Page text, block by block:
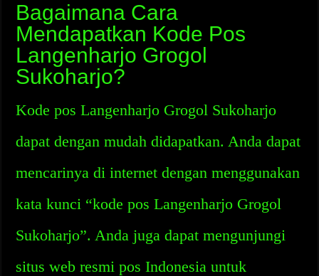
Bagaimana Cara
Mendapatkan Kode Pos
Langenharjo Grogol
Sukoharjo?
Kode pos Langenharjo Grogol Sukoharjo
dapat dengan mudah didapatkan. Anda dapat
mencarinya di internet dengan menggunakan
kata kunci “kode pos Langenharjo Grogol
Sukoharjo”. Anda juga dapat mengunjungi
situs web resmi pos Indonesia untuk